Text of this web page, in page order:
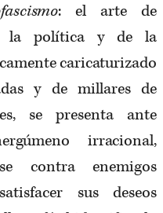
: el arte de
la política y de la
caricaturizado
y de millares de
se presenta ante
irracional,
contra enemigos
sus deseos